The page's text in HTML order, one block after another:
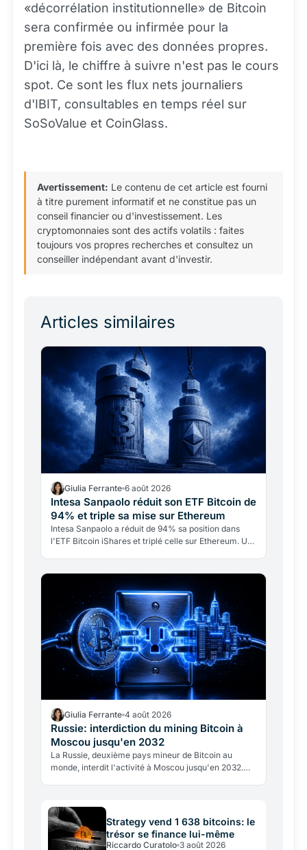
«décorrélation institutionnelle» de Bitcoin
sera confirmée ou infirmée pour la
première fois avec des données propres.
D'ici là, le chiffre à suivre n'est pas le cours
spot. Ce sont les flux nets journaliers
d'IBIT, consultables en temps réel sur
SoSoValue et CoinGlass.
Avertissement: Le contenu de cet article est fourni
à titre purement informatif et ne constitue pas un
conseil financier ou d'investissement. Les
cryptomonnaies sont des actifs volatils : faites
toujours vos propres recherches et consultez un
conseiller indépendant avant d'investir.
Articles similaires
Giulia Ferrante 6 août 2026
Intesa Sanpaolo réduit son ETF Bitcoin de
94% et triple sa mise sur Ethereum
Intesa Sanpaolo a réduit de 94% sa position dans
l'ETF Bitcoin iShares et triplé celle sur Ethereum. Un
Giulia Ferrante 4 août 2026
Russie: interdiction du mining Bitcoin à
Moscou jusqu'en 2032
La Russie, deuxième pays mineur de Bitcoin au
monde, interdit l'activité à Moscou jusqu'en 2032.
Strategy vend 1 638 bitcoins: le
trésor se finance lui-même
Riccardo Curatolo 3 août 2026